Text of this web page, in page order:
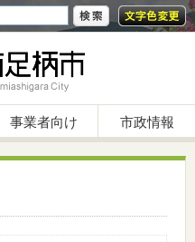
事業者向け 市政情報